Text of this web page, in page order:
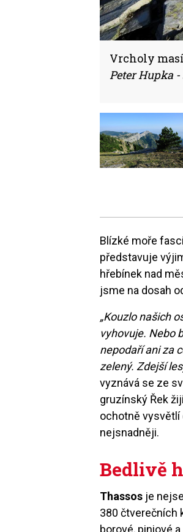
Vrcholy
Peter Hupka
Blízké moře
představuje
hřebínek nad
jsme na dosah
„Kouzlo našich
vyhovuje. Nebo
nepodaří ani za
zelený. Zdejší
vyznává se ze
gruzínský Řek
ochotně vysvětlí
nejsnadněji.
Bedlivě
Thassos je
380 čtverečních
borové, piniové